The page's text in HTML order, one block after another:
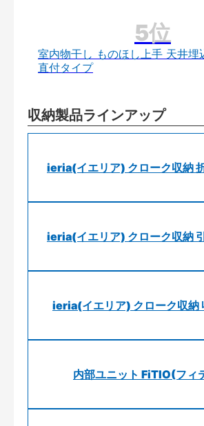
室内物干し ものほし上手 天井埋
直付タイプ
収納製品ラインアップ
ieria(イエリア) クローク収納
ieria(イエリア) クローク収納
ieria(イエリア) クローク収納
内部ユニット FiTIO(フィ